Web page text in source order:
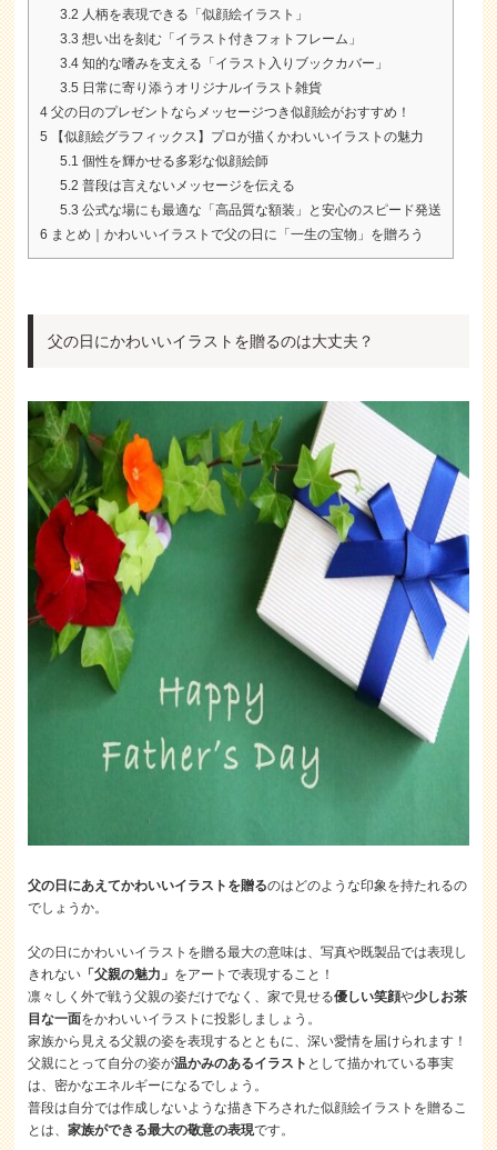
3.2 人柄を表現できる「似顔絵イラスト」
3.3 想い出を刻む「イラスト付きフォトフレーム」
3.4 知的な嗜みを支える「イラスト入りブックカバー」
3.5 日常に寄り添うオリジナルイラスト雑貨
4 父の日のプレゼントならメッセージつき似顔絵がおすすめ！
5
【似顔絵グラフィックス】プロが描くかわいいイラストの魅力
5.1 個性を輝かせる多彩な似顔絵師
5.2 普段は言えないメッセージを伝える
5.3 公式な場にも最適な「高品質な額装」と安心のスピード発送
6 まとめ｜かわいいイラストで父の日に「一生の宝物」を贈ろう
父の日にかわいいイラストを贈るのは大丈夫？
父の日にあえてかわいいイラストを贈るのはどのような印象を持たれるの
でしょうか。
父の日にかわいいイラストを贈る最大の意味は、写真や既製品では表現し
きれない 「父親の魅力」 をアートで表現すること！
凛々しく外で戦う父親の姿だけでなく、家で見せる優しい笑顔や少しお茶
目な一面をかわいいイラストに投影しましょう。
家族から見える父親の姿を表現するとともに、深い愛情を届けられます！
父親にとって自分の姿が温かみのあるイラスト として描かれている事実
は、密かなエネルギーになるでしょう。
普段は自分では作成しないような描き下ろされた似顔絵イラストを贈るこ
とは、家族ができる最大の敬意の表現です。